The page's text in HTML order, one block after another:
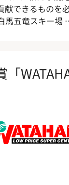
献できるものを
馬五竜スキー場